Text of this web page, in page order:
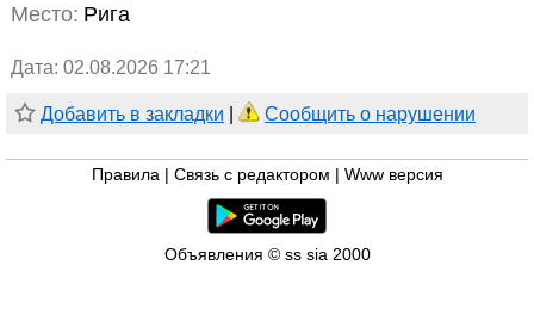
Место: Рига
Дата: 02.08.2026 17:21
Добавить в закладки Сообщить о нарушении
Правила Связь с редактором Www версия
Объявления © ss sia 2000